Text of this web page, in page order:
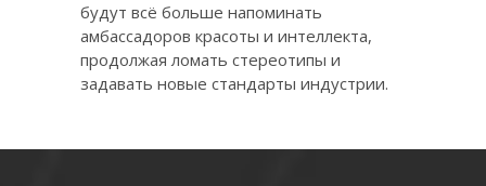
будут всё больше напоминать
амбассадоров красоты и интеллекта,
продолжая ломать стереотипы и
задавать новые стандарты индустрии.